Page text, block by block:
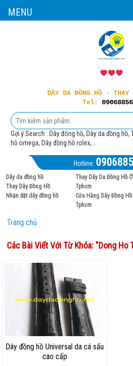
DÂY DA ĐỒNG HỒ - THAY
Tel:
Gợi ý Search : Dây đông hồ, Dây da đồng hồ,
hồ omega, Dây đồng hồ rolex,...
Hotline:
Dây da đồng hồ
Thay Dây Đồng Hồ
Nhận đặt dây đồng hồ
Thay Dây Da Đồng Hồ Ở
Tphcm
Cửa Hàng Dây Đồng
Tphcm
Trang chủ
Các Bài Viết Với Từ Khóa: "Dong Ho
Dây đồng hồ Universal da cá sấu
cao cấp
MENU